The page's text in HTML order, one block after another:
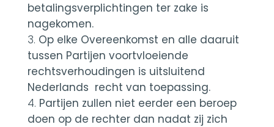
betalingsverplichtingen ter zake is
nagekomen.
Op elke Overeenkomst en alle daaruit
tussen Partijen voortvloeiende
rechtsverhoudingen is uitsluitend
Nederlands recht van toepassing.
Partijen zullen niet eerder een beroep
doen op de rechter dan nadat zij zich